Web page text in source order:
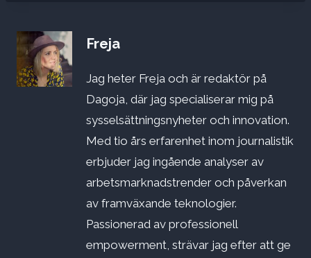
Freja
Jag heter Freja och är redaktör på
Dagoja, där jag specialiserar mig på
sysselsättningsnyheter och innovation.
Med tio års erfarenhet inom journalistik
erbjuder jag ingående analyser av
arbetsmarknadstrender och påverkan
av framväxande teknologier.
Passionerad av professionell
empowerment, strävar jag efter att ge